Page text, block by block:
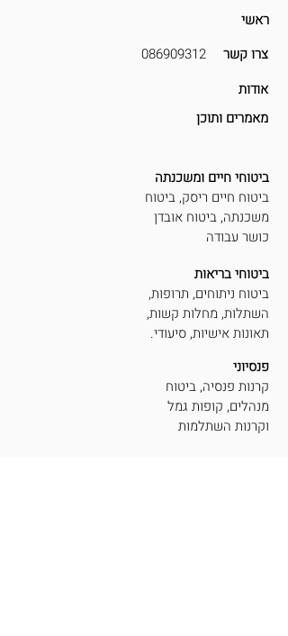
ראשי
086909312
צרו קשר
אודות
מאמרים ותוכן
ביטוחי חיים ומשכנתה
ביטוח חיים ריסק, ביטוח
משכנתה, ביטוח אובדן
כושר עבודה
ביטוחי בריאות
ביטוח ניתוחים, תרופות,
השתלות, מחלות קשות,
תאונות אישיות, סיעודי.
פנסיוני
קרנות פנסיה, ביטוח
מנהלים, קופות גמל
וקרנות השתלמות